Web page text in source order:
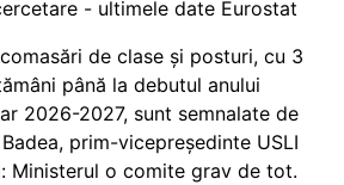
- ultimele date Eurostat
de clase și posturi, cu 3
până la debutul anului
2026-2027, sunt semnalate de
prim-vicepreședinte USLI
Ministerul o comite grav de tot.